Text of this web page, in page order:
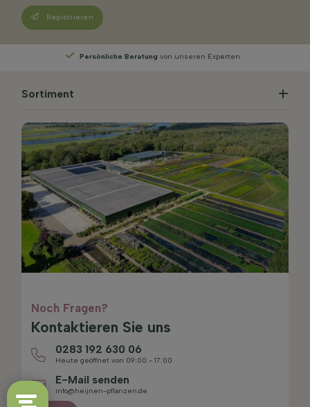
Registrieren
Persönliche Beratungvon unseren Experten
Sortiment
Noch Fragen?
Kontaktieren Sie uns
0283 192 630 06
Heute geöffnet von 09:00 - 17:00
E-Mail senden
info@heijnen-pflanzen.de